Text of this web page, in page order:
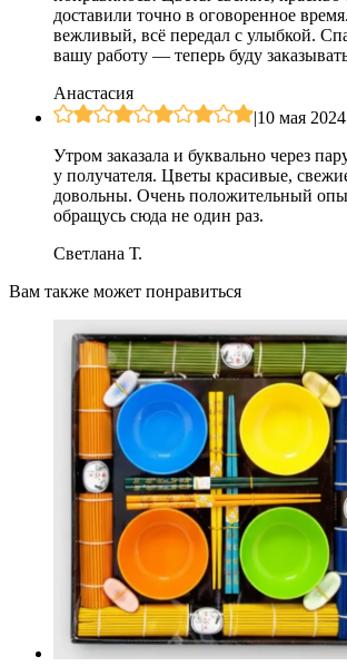
доставили точно в оговоренное
вежливый, всё передал с улыбкой.
вашу работу — теперь буду
Анастасия
|10 мая 2024
Утром заказала и буквально через
у получателя. Цветы красивые,
довольны. Очень положительный
обращусь сюда не один раз.
Светлана Т.
Вам также может понравиться